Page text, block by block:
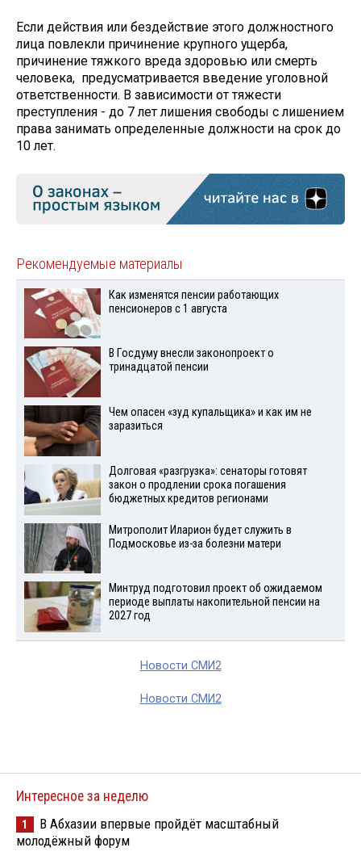
Если действия или бездействие этого должностного
лица повлекли причинение крупного ущерба,
причинение тяжкого вреда здоровью или смерть
человека, предусматривается введение уголовной
ответственности. В зависимости от тяжести
преступления - до 7 лет лишения свободы с лишением
права занимать определенные должности на срок до
10 лет.
Рекомендуемые материалы
Как изменятся пенсии работающих
пенсионеров с 1 августа
В Госдуму внесли законопроект о
тринадцатой пенсии
Чем опасен «зуд купальщика» и как им не
заразиться
Долговая «разгрузка»: сенаторы готовят
закон о продлении срока погашения
бюджетных кредитов регионами
Митрополит Иларион будет служить в
Подмосковье из-за болезни матери
Минтруд подготовил проект об ожидаемом
периоде выплаты накопительной пенсии на
2027 год
Новости СМИ2
Новости СМИ2
Интересное за неделю
1
В Абхазии впервые пройдёт масштабный
молодёжный форум